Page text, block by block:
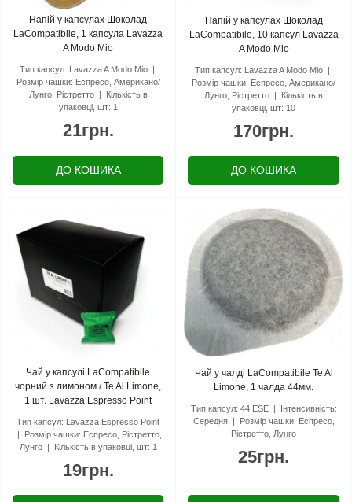
Напій у капсулах Шоколад
LaCompatibile, 1 капсула Lavazza
A Modo Mio
Тип капсул: Lavazza A Modo Mio
Розмір чашки: Еспресо, Американо/
Лунго, Рістретто
Кількість в
упаковці, шт: 1
21грн.
ДО КОШИКА
Напій у капсулах Шоколад
LaCompatibile, 10 капсул Lavazza
A Modo Mio
Тип капсул: Lavazza A Modo Mio
Розмір чашки: Еспресо, Американо/
Лунго, Рістретто
Кількість в
упаковці, шт: 10
170грн.
ДО КОШИКА
Чай у капсулі LaCompatibile
чорний з лимоном / Te Al Limone,
1 шт. Lavazza Espresso Point
Тип капсул: Lavazza Espresso Point
Розмір чашки: Еспресо, Рістретто,
Лунго
Кількість в упаковці, шт: 1
19грн.
Чай у чалді LaCompatibile Te Al
Limone, 1 чалда 44мм.
Тип капсул: 44 ESE
Інтенсивність:
Середня
Розмір чашки: Еспресо,
Рістретто, Лунго
25грн.